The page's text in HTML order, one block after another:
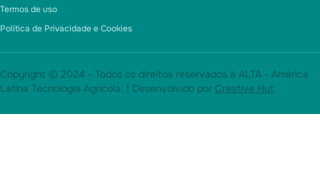
Termos de uso
Política de Privacidade e Cookies
Copyright © 2024 - Todos os direitos reservados à ALTA - América
Latina Tecnologia Agrícola. | Desenvolvido por Creative Hut.